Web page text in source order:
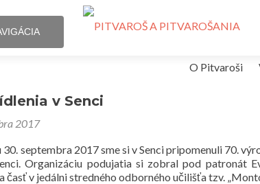
Prejsť na
O Pitvaroši
v Senci
2017
30. septembra 2017 sme si v Senci pripomenuli 70.
Organizáciu podujatia si zobral pod patronát
časť v jedálni stredného odborného učilišťa tzv.